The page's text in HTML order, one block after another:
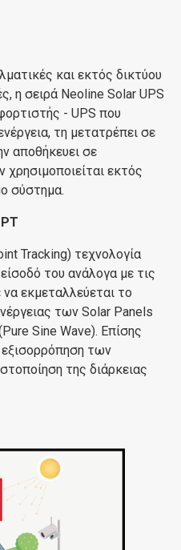
και εκτός δικτύου
η σειρά Neoline Solar UPS
- UPS που
τη μετατρέπει σε
αποθήκευει σε
εκτός
σύστημα.
Tracking) τεχνολογία
του ανάλογα με τις
εκμεταλλεύεται το
των Solar Panels
Sine Wave). Επίσης
εξισορρόπηση των
της διάρκειας